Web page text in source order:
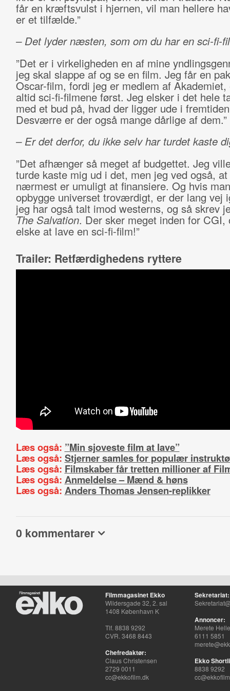
får en kræftsvulst i hjernen, vil man hellere
er et tilfælde.”
– Det lyder næsten, som om du har en sci-fi-
”Det er i virkeligheden en af mine
jeg skal slappe af og se en film. Jeg får en
Oscar-film, fordi jeg er medlem af Akademiet,
altid sci-fi-filmene først. Jeg elsker i det hele
med et bud på, hvad der ligger ude i
Desværre er der også mange dårlige af dem.”
– Er det derfor, du ikke selv har turdet kaste
”Det afhænger så meget af budgettet. Jeg
turde kaste mig ud i det, men jeg ved også,
nærmest er umuligt at finansiere. Og hvis
opbygge universet troværdigt, er der lang vej
jeg har også talt imod westerns, og så skrev
The Salvation. Der sker meget inden for CGI,
elske at lave en sci-fi-film!”
Trailer: Retfærdighedens ryttere
Læs også: ”Min sjoveste film at lave”
Læs også: Stjerner samles for populær
Læs også: Filmskaber får tretten millioner af
Læs også: Anmeldelse – Mænd & høns
Læs også: Anders Thomas Jensen-replikker
0 kommentarer
Filmmagasinet Ekko
Wildersgade 32, 2. sal
1408 København K
Tlf. 8838 9292
CVR. 3468 8443
Chefredaktør:
Claus Christensen
2729 0011
cc@ekkofilm.dk
Sekretariat:
Annoncer:
Merete
6111 5851
Ekko
8838 9292